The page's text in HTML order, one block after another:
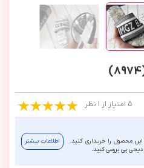
5 امتیاز از 1 نظر
محصول را خریداری کنید.
دیجی پی بررسی کنید.
اطلاعات بیشتر